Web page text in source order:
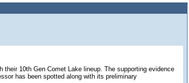
10th Gen Comet Lake lineup. The supporting evidence
has been spotted along with its preliminary